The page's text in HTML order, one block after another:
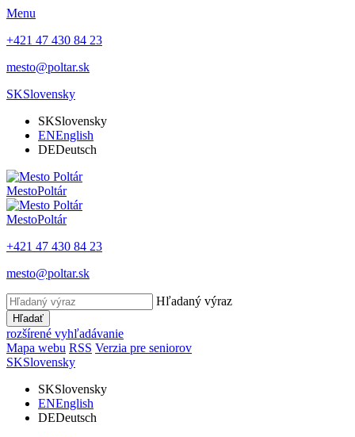
Menu
+421 47 430 84 23
mesto@poltar.sk
SKSlovensky
SKSlovensky
ENEnglish
DEDeutsch
MestoPoltár
MestoPoltár
+421 47 430 84 23
mesto@poltar.sk
Hľadaný výraz
Hľadať
rozšírené vyhľadávanie
Mapa webu RSS Verzia pre seniorov
SKSlovensky
SKSlovensky
ENEnglish
DEDeutsch